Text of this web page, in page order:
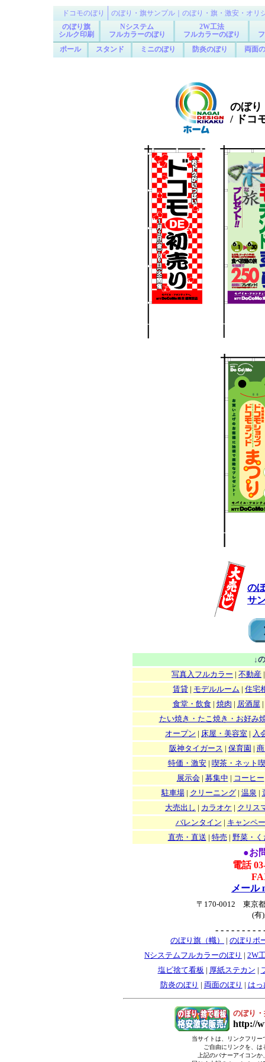
ドコモのぼり
のぼり・旗サンプル｜のぼり・旗・激安・オリ
のぼり旗
シルク印刷
Nシステム
フルカラーのぼり
2W工法
フルカラーのぼり
ポール
スタンド ミニのぼり 防炎のぼり 両面
のぼり
/ ドコ
の
サ
↓
写真入フルカラー | 不動産
賃貸 | モデルルーム | 住宅
食堂・飲食| 焼肉 | 居酒屋 |
たい焼き・たこ焼き・お好み
オープン | 床屋・美容室 | 入
阪神タイガース | 保育園 |
特価・激安| 喫茶・ネット
展示会| 募集中 | コーヒー
駐車場| クリーニング| 温泉 |
大売出し | カラオケ | クリス
バレンタイン | キャンペ
直売・直送 | 特売 | 野菜・く
●お
電話
メール
〒170-0012 東京
(有
- - - - - - - - -
のぼり旗（幟） | のぼりポ
Nシステムフルカラーのぼり | 2W
塩ビ捨て看板 | 厚紙ステカン |
防炎のぼり | 両面のぼり | は
のぼり
http://
当サイトは、リンクフリ
ご自由にリンクを、
上記のバナーアイコン